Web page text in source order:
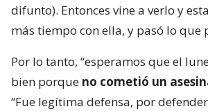
difunto). Entonces vine a verlo y
más tiempo con ella, y pasó lo que
Por lo tanto, “esperamos que el
bien porque no cometió un
“Fue legítima defensa, por